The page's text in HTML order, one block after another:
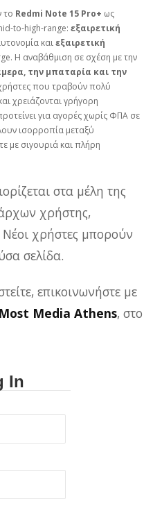
το Redmi Note 15 Pro+ ως
εξαιρετική
καιεξαιρετική
Η αναβάθμιση σε σχέση με την
την μπαταρία και την
που τραβούν πολύ
χρειάζονται γρήγορη
για αγορές χωρίς ΦΠΑ σε
ισορροπία μεταξύ
με σιγουριά και πλήρη
στα μέλη της
χρήστης,
χρήστες μπορούν
σελίδα.
επικοινωνήστε με
Most Media Athens, στο
In